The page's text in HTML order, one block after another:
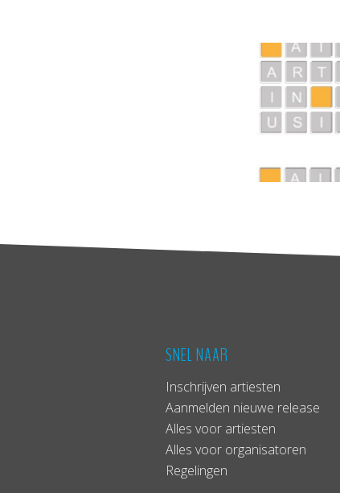
SNEL NAAR
Inschrijven artiesten
Aanmelden nieuwe release
Alles voor artiesten
Alles voor organisatoren
Regelingen